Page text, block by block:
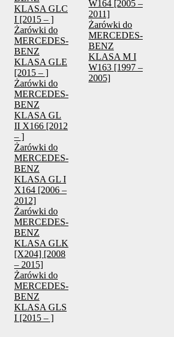
KLASA GLC
I [2015 – ]
Żarówki do
MERCEDES-
BENZ
KLASA GLE
[2015 – ]
Żarówki do
MERCEDES-
BENZ
KLASA GL
II X166 [2012
– ]
Żarówki do
MERCEDES-
BENZ
KLASA GL I
X164 [2006 –
2012]
Żarówki do
MERCEDES-
BENZ
KLASA GLK
[X204] [2008
– 2015]
Żarówki do
MERCEDES-
BENZ
KLASA GLS
I [2015 – ]
W164 [2005 –
2011]
Żarówki do
MERCEDES-
BENZ
KLASA M I
W163 [1997 –
2005]